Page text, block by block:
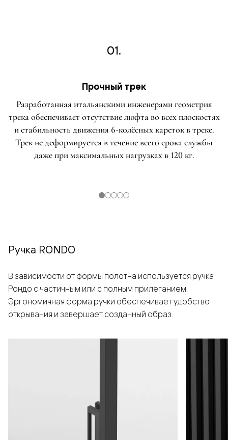
01.
Прочный трек
Разработанная итальянскими инженерами геометрия
трека обеспечивает отсутствие люфта во всех плоскостях
и стабильность движения 6-колёсных кареток в треке.
Трек не деформируется в течение всего срока службы
даже при максимальных нагрузках в 120 кг.
Ручка RONDO
В зависимости от формы полотна используется ручка
Рондо с частичным или с полным прилеганием.
Эргономичная форма ручки обеспечивает удобство
открывания и завершает созданный образ.